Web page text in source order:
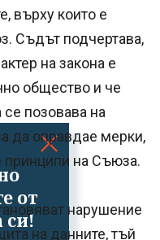
от
си!
върху които е
Съдът подчертава,
на закона е
общество и че
позовава на
да оправдае мерки,
принципи на Съюза.
нарушение
на данните, тъй